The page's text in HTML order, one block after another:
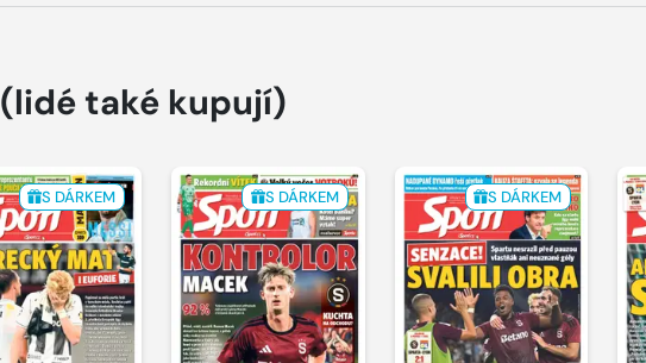
(lidé také kupují)
S DÁRKEM S DÁRKEM S DÁRKEM